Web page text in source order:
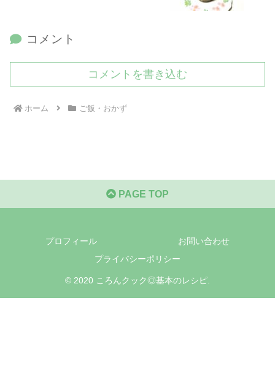
コメント
コメントを書き込む
ホーム ご飯・おかず
PAGE TOP
プロフィール
お問い合わせ
プライバシーポリシー
© 2020 ころんクック◎基本のレシピ.